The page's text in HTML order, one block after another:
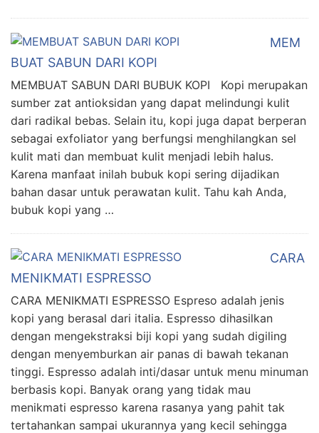
MEM
BUAT SABUN DARI KOPI
MEMBUAT SABUN DARI BUBUK KOPI Kopi merupakan
sumber zat antioksidan yang dapat melindungi kulit
dari radikal bebas. Selain itu, kopi juga dapat berperan
sebagai exfoliator yang berfungsi menghilangkan sel
kulit mati dan membuat kulit menjadi lebih halus.
Karena manfaat inilah bubuk kopi sering dijadikan
bahan dasar untuk perawatan kulit. Tahu kah Anda,
bubuk kopi yang …
CARA
MENIKMATI ESPRESSO
CARA MENIKMATI ESPRESSO Espreso adalah jenis
kopi yang berasal dari italia. Espresso dihasilkan
dengan mengekstraksi biji kopi yang sudah digiling
dengan menyemburkan air panas di bawah tekanan
tinggi. Espresso adalah inti/dasar untuk menu minuman
berbasis kopi. Banyak orang yang tidak mau
menikmati espresso karena rasanya yang pahit tak
tertahankan sampai ukurannya yang kecil sehingga